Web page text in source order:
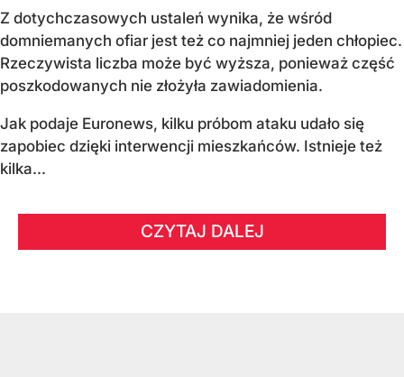
Z dotychczasowych ustaleń wynika, że wśród
domniemanych ofiar jest też co najmniej jeden chłopiec.
Rzeczywista liczba może być wyższa, ponieważ część
poszkodowanych nie złożyła zawiadomienia.
Jak podaje Euronews, kilku próbom ataku udało się
zapobiec dzięki interwencji mieszkańców. Istnieje też
kilka...
CZYTAJ DALEJ